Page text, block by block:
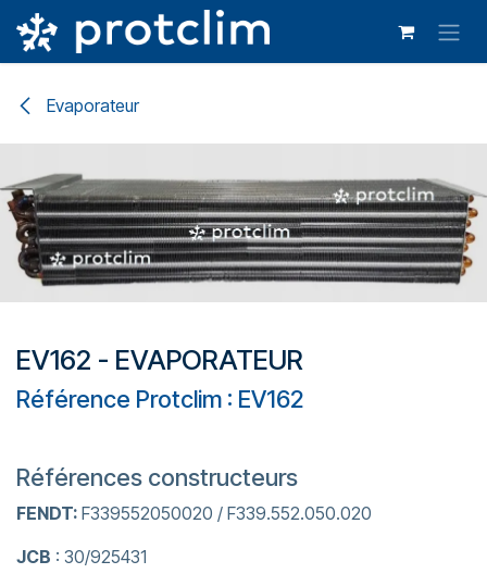
Se rendre au contenu
Evaporateur
EV162 - EVAPORATEUR
Référence Protclim : EV162
Références constructeurs
FENDT: F339552050020 / F339.552.050.020
JCB : 30/925431